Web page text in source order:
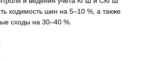
ходимость шин на 5–10 %, а также
сходы на 30–40 %.